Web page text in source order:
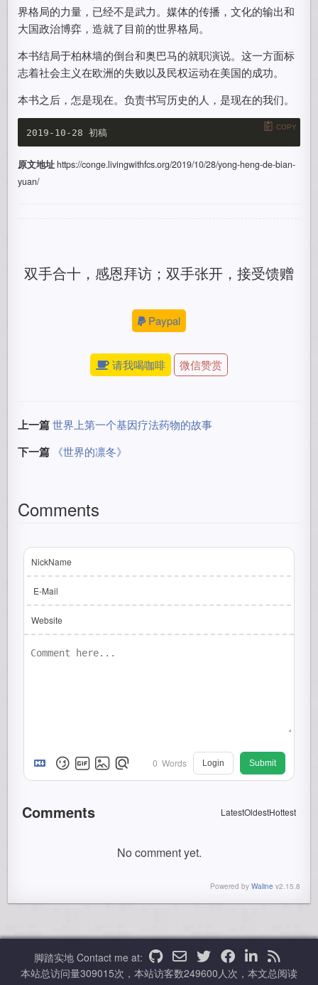
界格局的力量，已经不是武力。媒体的传播，文化的输出和
大国政治博弈，造就了目前的世界格局。
本书结局于柏林墙的倒台和奥巴马的就职演说。这一方面标
志着社会主义在欧洲的失败以及民权运动在美国的成功。
本书之后，怎是现在。负责书写历史的人，是现在的我们。
COPY
原文地址https://conge.livingwithfcs.org/2019/10/28/yong-heng-de-bian-
yuan/
双手合十，感恩拜访；双手张开，接受馈赠
Paypal
请我喝咖啡 微信赞赏
上一篇 世界上第一个基因疗法药物的故事
下一篇 《世界的凛冬》
Comments
NickName
E-Mail
Website
0 Words Login Submit
Comments LatestOldestHottest
No comment yet.
Powered by Waline v2.15.8
脚踏实地 Contact me at:
本站总访问量309015次，本站访客数249600人次，本文总阅读